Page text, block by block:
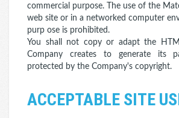
commercial purpose. The use of the
web site or in a networked computer
purp ose is prohibited.
You shall not copy or adapt the
Company creates to generate its
protected by the Company's copyright.
ACCEPTABLE SITE